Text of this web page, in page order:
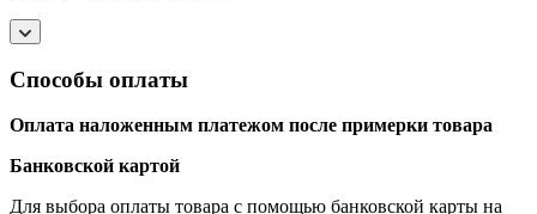
Способы оплаты
Оплата наложенным платежом после примерки товара
Банковской картой
Для выбора оплаты товара с помощью банковской карты на